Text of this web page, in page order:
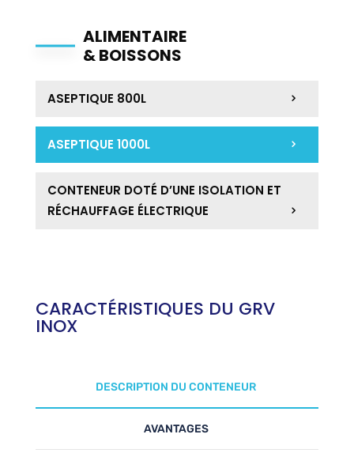
ALIMENTAIRE
& BOISSONS
ASEPTIQUE 800L
ASEPTIQUE 1000L
CONTENEUR DOTÉ D’UNE ISOLATION ET
RÉCHAUFFAGE ÉLECTRIQUE
CARACTÉRISTIQUES DU GRV
INOX
DESCRIPTION DU CONTENEUR
AVANTAGES